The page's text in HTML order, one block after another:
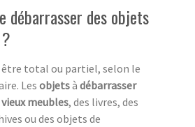
débarrasser des objets
total ou partiel, selon le
Les objetsà débarrasser
vieux meubles, des livres, des
ou des objets de